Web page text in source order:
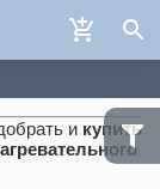
и купить